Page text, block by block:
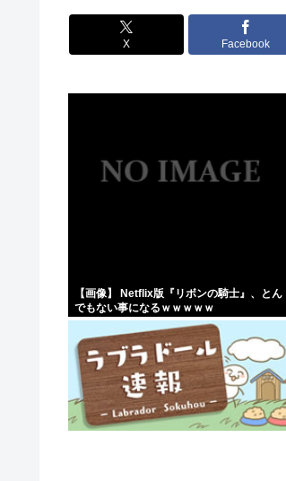
大日本帝国陸軍「侵攻できたとし
【朗報】イギリス、タバコ販売禁止
クビになったバイト先の店長のイン
【画像】大企業「働きたくない人
【画像】東出昌大の再婚相手の体
【悲報】熊本県知事、報道陣土足
甲子園出場校 猛暑と資金難に苦しむ
「1日10万円稼げる」イージーモー
X Facebook
【画像】 Netflix版『リボンの騎士』、とん
でもない事になるｗｗｗｗｗ